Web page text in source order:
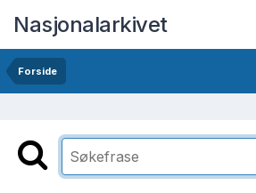
Nasjonalarkivet
Forside